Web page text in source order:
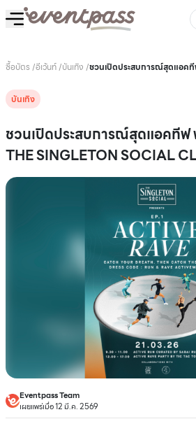
ซื้อบัตร /อีเว้นท์/บันเทิง /ชวนเปิดประสบการณ์สุดแอค
บันเทิง
ชวนเปิดประสบการณ์สุดแอคทีฟ
THE SINGLETON SOCIAL
Eventpass Team
เผยแพร่เมื่อ 12 มี.ค. 2569